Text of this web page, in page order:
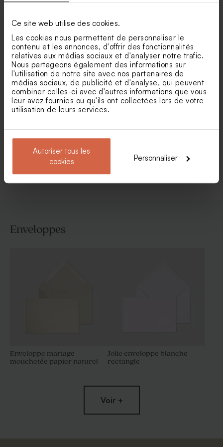
Ce site web utilise des cookies.
Les cookies nous permettent de personnaliser le
contenu et les annonces, d'offrir des fonctionnalités
relatives aux médias sociaux et d'analyser notre trafic.
Nous partageons également des informations sur
l'utilisation de notre site avec nos partenaires de
médias sociaux, de publicité et d'analyse, qui peuvent
combiner celles-ci avec d'autres informations que vous
leur avez fournies ou qu'ils ont collectées lors de votre
utilisation de leurs services.
Autoriser tous les
cookies
Personnaliser
Faire part mariage
passeport et billet de voyage Amour pour toujours (et
Voir toute la collection Faire-part mariage
Enveloppes
Enveloppe mariage
mouchetée papier naturel
Jolie enveloppe blanche
rectangle
Voir +